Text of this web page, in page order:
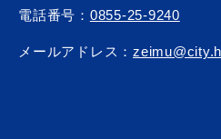
電話番号： 0855-25-9240
メールアドレス：